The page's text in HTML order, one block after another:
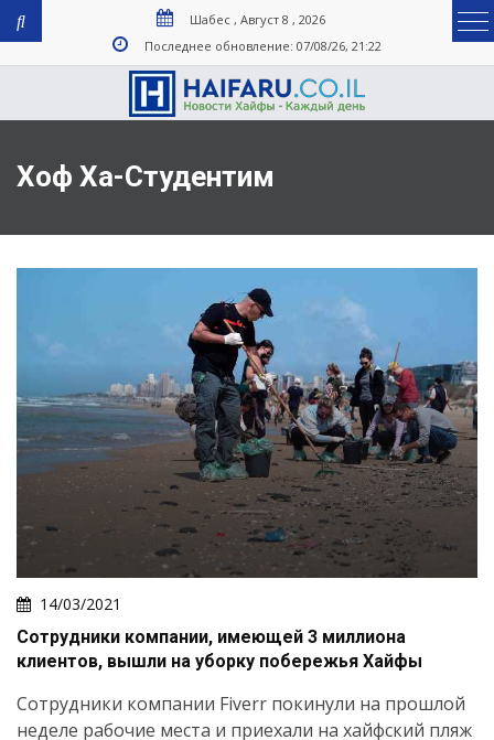
Шабес , Август 8 , 2026
Последнее обновление: 07/08/26, 21:22
Хоф Ха-Студентим
14/03/2021
Сотрудники компании, имеющей 3 миллиона
клиентов, вышли на уборку побережья Хайфы
Сотрудники компании Fiverr покинули на прошлой
неделе рабочие места и приехали на хайфский пляж